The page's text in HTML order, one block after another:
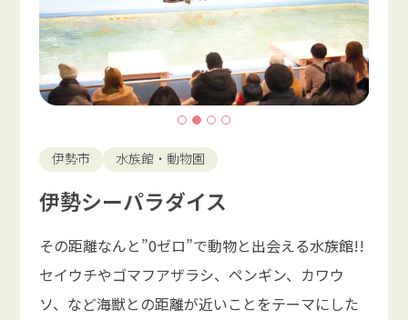
伊勢市 水族館・動物園
伊勢シーパラダイス
その距離なんと”0ゼロ”で動物と出会える水族館!!
セイウチやゴマフアザラシ、ペンギン、カワウ
ソ、など海獣との距離が近いことをテーマにした